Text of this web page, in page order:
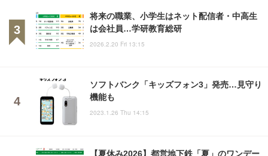
将来の職業、小学生はネット配信者・中高生
は会社員…学研教育総研
2026.2.20 Fri 13:15
ソフトバンク「キッズフォン3」発売…見守り
機能も
2023.1.26 Thu 14:15
【夏休み2026】都営地下鉄「夏」のワンデー